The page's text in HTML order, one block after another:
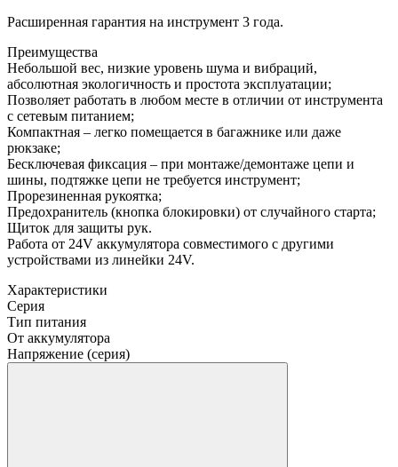
Расширенная гарантия на инструмент 3 года.
Преимущества
Небольшой вес, низкие уровень шума и вибраций,
абсолютная экологичность и простота эксплуатации;
Позволяет работать в любом месте в отличии от инструмента
с сетевым питанием;
Компактная – легко помещается в багажнике или даже
рюкзаке;
Бесключевая фиксация – при монтаже/демонтаже цепи и
шины, подтяжке цепи не требуется инструмент;
Прорезиненная рукоятка;
Предохранитель (кнопка блокировки) от случайного старта;
Щиток для защиты рук.
Работа от 24V аккумулятора совместимого с другими
устройствами из линейки 24V.
Характеристики
Серия
Тип питания
От аккумулятора
Напряжение (серия)